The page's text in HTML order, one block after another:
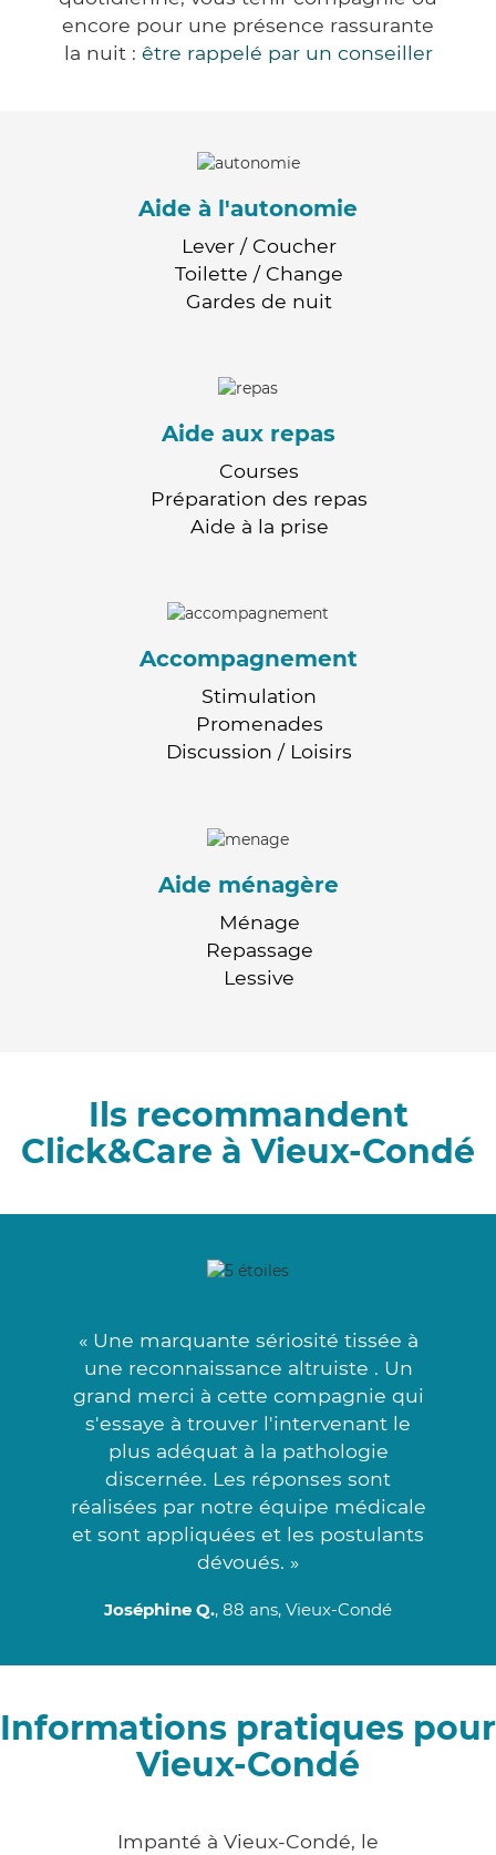
encore pour une présence rassurante
la nuit : être rappelé par un conseiller
Aide à l'autonomie
Lever / Coucher
Toilette / Change
Gardes de nuit
Aide aux repas
Courses
Préparation des repas
Aide à la prise
Accompagnement
Stimulation
Promenades
Discussion / Loisirs
Aide ménagère
Ménage
Repassage
Lessive
Ils recommandent
Click&Care à Vieux-Condé
« Une marquante sériosité tissée à
une reconnaissance altruiste . Un
grand merci à cette compagnie qui
s'essaye à trouver l'intervenant le
plus adéquat à la pathologie
discernée. Les réponses sont
réalisées par notre équipe médicale
et sont appliquées et les postulants
dévoués. »
Joséphine Q., 88 ans, Vieux-Condé
Informations pratiques pour
Vieux-Condé
Impanté à Vieux-Condé, le